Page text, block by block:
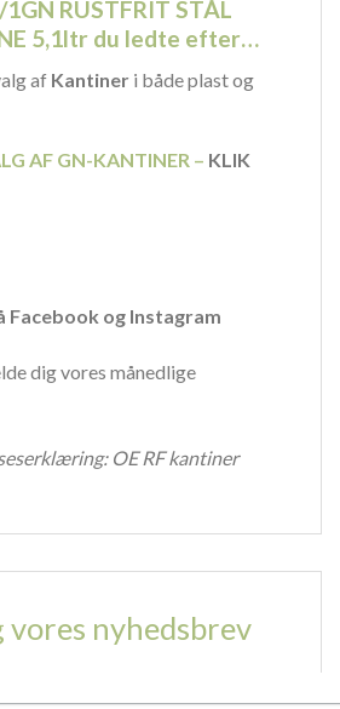
RUSTFRIT STÅL
5,1ltr du ledte efter…
af Kantiner i både plast og
AF GN-KANTINER – KLIK
Facebook og Instagram
dig vores månedlige
OE RF kantiner
vores nyhedsbrev